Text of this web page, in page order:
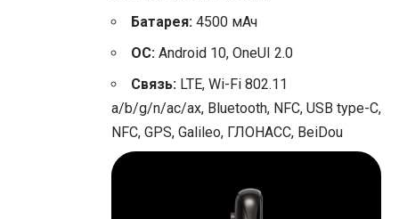
Батарея: 4500 мАч
ОС: Android 10, OneUI 2.0
Связь: LTE, Wi-Fi 802.11
a/b/g/n/ac/ax, Bluetooth, NFC, USB type-C,
NFC, GPS, Galileo, ГЛОНАСС, BeiDou